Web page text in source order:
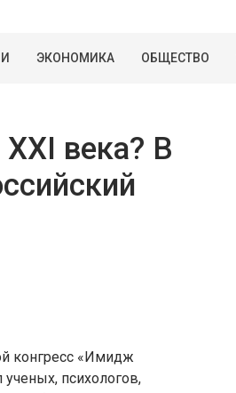
ЭКОНОМИКА ОБЩЕСТВО
века? В
конгресс «Имидж
психологов,